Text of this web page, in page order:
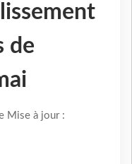
de
Mise à jour :